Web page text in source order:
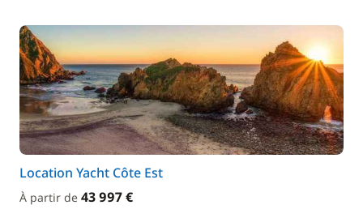
Location Yacht Côte Est
À partir de 43 997 €